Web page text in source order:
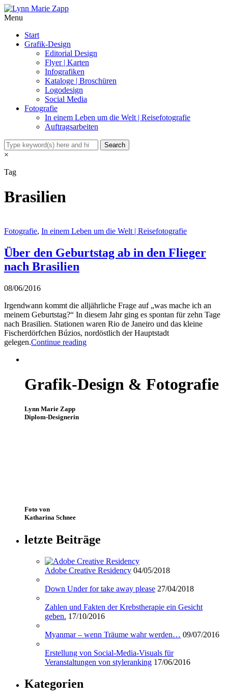
Menu
Start
Grafik-Design
Editorial Design
Flyer | Karten
Infografiken
Kataloge | Broschüren
Logodesign
Social Media
Fotografie
In einem Leben um die Welt | Reisefotografie
Auftragsarbeiten
×
Tag
Brasilien
Fotografie, In einem Leben um die Welt | Reisefotografie
Über den Geburtstag ab in den Flieger
nach Brasilien
08/06/2016
Irgendwann kommt die alljährliche Frage auf „was mache ich an
meinem Geburtstag?“ In diesem Jahr ging es spontan für zehn Tage
nach Brasilien. Stationen waren Rio de Janeiro und das kleine
Fischerdörfchen Búzios, nordöstlich der Hauptstadt
gelegen.Continue reading
Grafik-Design & Fotografie
Lynn Marie Zapp
Diplom-Designerin
Foto von
Katharina Schnee
letzte Beiträge
Adobe Creative Residency 04/05/2018
Down Under for take away please 27/04/2018
Zahlen und Fakten der Krebstherapie ein Gesicht
geben. 17/10/2016
Myanmar – wenn Träume wahr werden… 09/07/2016
Erstellung von Social-Media-Visuals für
Veranstaltungen von styleranking 17/06/2016
Kategorien